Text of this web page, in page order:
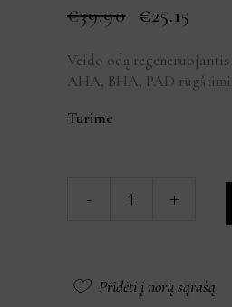
€39.90
PRICE
WAS:
€39.90.
€25.15
IS:
Veido odą
AHA, BHA, PAD
Turime
rūgštimis.
- +
Pridėti į norų sąrašą